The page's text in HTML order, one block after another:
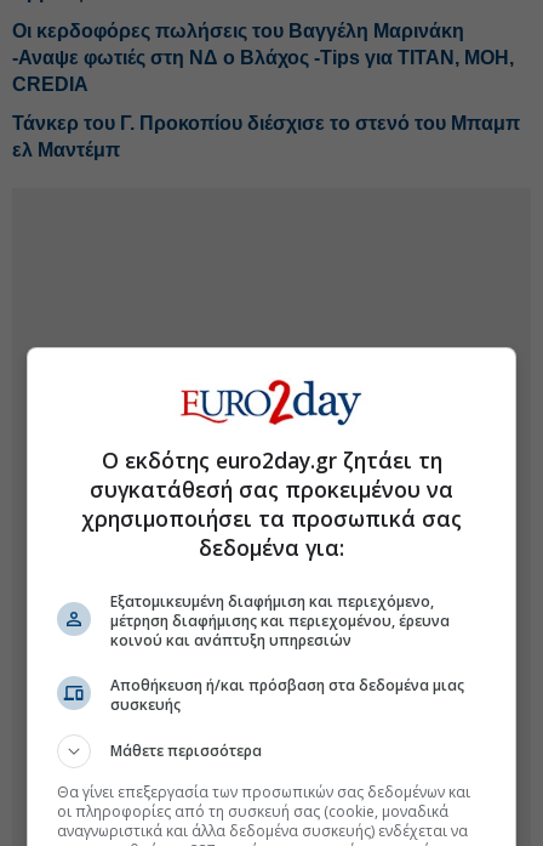
Οι κερδοφόρες πωλήσεις του Βαγγέλη Μαρινάκη
-Αναψε φωτιές στη ΝΔ ο Βλάχος -Tips για ΤΙΤΑΝ, ΜΟΗ,
CREDIA
Τάνκερ του Γ. Προκοπίου διέσχισε το στενό του Μπαμπ
ελ Μαντέμπ
Ο εκδότης euro2day.gr ζητάει τη
συγκατάθεσή σας προκειμένου να
χρησιμοποιήσει τα προσωπικά σας
δεδομένα για:
Εξατομικευμένη διαφήμιση και περιεχόμενο,
μέτρηση διαφήμισης και περιεχομένου, έρευνα
κοινού και ανάπτυξη υπηρεσιών
Αποθήκευση ή/και πρόσβαση στα δεδομένα μιας
συσκευής
Μάθετε περισσότερα
Θα γίνει επεξεργασία των προσωπικών σας δεδομένων και
οι πληροφορίες από τη συσκευή σας (cookie, μοναδικά
αναγνωριστικά και άλλα δεδομένα συσκευής) ενδέχεται να